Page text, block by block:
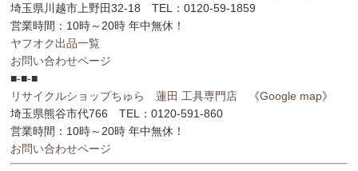
埼玉県川越市上野田32-18 TEL：0120-59-1859
営業時間：10時～20時 年中無休！
ヤフオク出品一覧
お問い合わせページ
■-■-■
リサイクルショップちゅら 蓮田 工具専門店 《Google map》
埼玉県熊谷市代766 TEL：0120-591-860
営業時間：10時～20時 年中無休！
お問い合わせページ